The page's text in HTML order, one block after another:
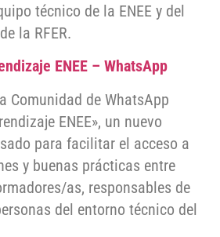
técnico de la ENEE y del
la RFER.
ENEE – WhatsApp
Comunidad de WhatsApp
ENEE», un nuevo
para facilitar el acceso a
y buenas prácticas entre
as, responsables de
del entorno técnico del